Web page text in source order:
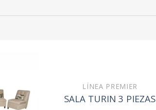
LÍNEA PREMIER
SALA TURIN 3 PIEZAS